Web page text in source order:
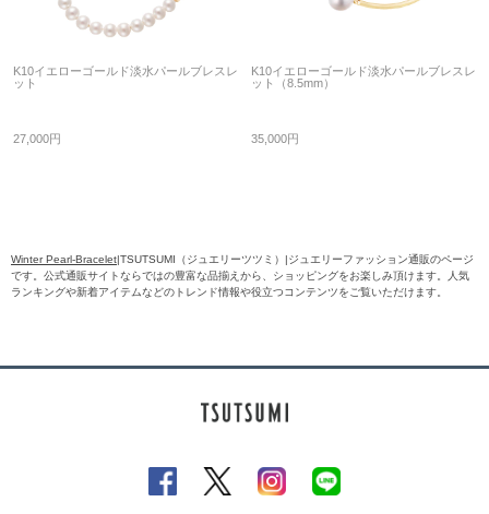
K10イエローゴールド淡水パールブレスレ
ット
27,000円
K10イエローゴールド淡水パールブレスレ
ット（8.5mm）
35,000円
Winter Pearl-Bracelet|TSUTSUMI（ジュエリーツツミ）|ジュエリーファッション通販のページ
です。公式通販サイトならではの豊富な品揃えから、ショッピングをお楽しみ頂けます。人気
ランキングや新着アイテムなどのトレンド情報や役立つコンテンツをご覧いただけます。